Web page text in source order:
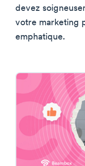
devez
votre marketing
emphatique.